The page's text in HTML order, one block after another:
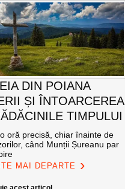
DIN POIANA
ȘI ÎNTOARCEREA
TIMPULUI
oră precisă, chiar înainte de
când Munții Șureanu par
MAI DEPARTE